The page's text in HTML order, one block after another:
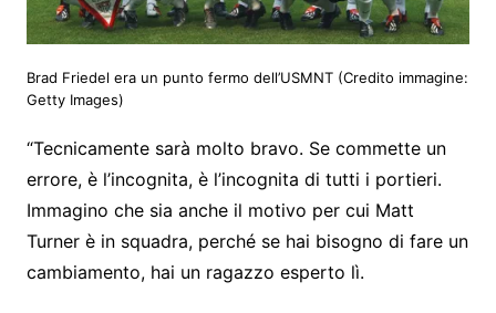
Brad Friedel era un punto fermo dell’USMNT (Credito immagine:
Getty Images)
“Tecnicamente sarà molto bravo. Se commette un
errore, è l’incognita, è l’incognita di tutti i portieri.
Immagino che sia anche il motivo per cui Matt
Turner è in squadra, perché se hai bisogno di fare un
cambiamento, hai un ragazzo esperto lì.